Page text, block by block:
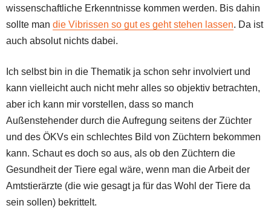
wissenschaftliche Erkenntnisse kommen werden. Bis dahin
sollte man die Vibrissen so gut es geht stehen lassen. Da ist
auch absolut nichts dabei.
Ich selbst bin in die Thematik ja schon sehr involviert und
kann vielleicht auch nicht mehr alles so objektiv betrachten,
aber ich kann mir vorstellen, dass so manch
Außenstehender durch die Aufregung seitens der Züchter
und des ÖKVs ein schlechtes Bild von Züchtern bekommen
kann. Schaut es doch so aus, als ob den Züchtern die
Gesundheit der Tiere egal wäre, wenn man die Arbeit der
Amtstierärzte (die wie gesagt ja für das Wohl der Tiere da
sein sollen) bekrittelt.